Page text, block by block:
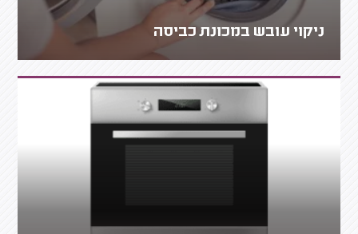
ניקוי עובש במכונת כביסה